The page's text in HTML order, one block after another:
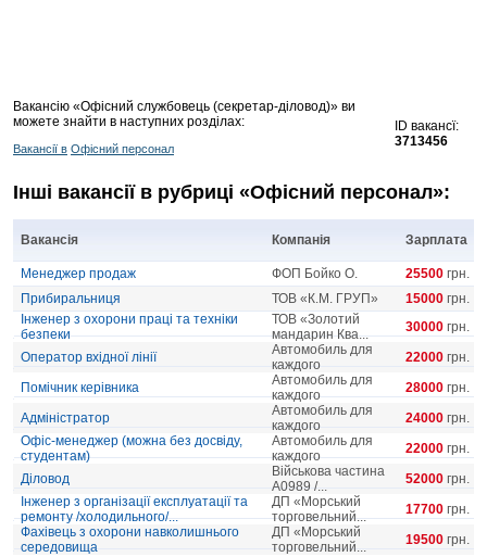
Вакансію «Офісний службовець (секретар-діловод)» ви
можете знайти в наступних розділах:
Вакансії в Офісний персонал
ID вакансї:
3713456
Інші вакансії в рубриці «Офісний персонал»:
Вакансія Компанія Зарплата
Менеджер продаж ФОП Бойко О. 25500 грн.
Прибиральниця
ТОВ «К.М. ГРУП» 15000 грн.
Інженер з охорони праці та техніки
безпеки
ТОВ «Золотий
мандарин Ква...
30000 грн.
Оператор вхідної лінії
Автомобиль для
каждого
22000 грн.
Помічник керівника
Автомобиль для
каждого
28000 грн.
Адміністратор
Автомобиль для
каждого
24000 грн.
Офіс-менеджер (можна без досвіду,
студентам)
Автомобиль для
каждого
22000 грн.
Діловод
Військова частина
А0989 /...
52000 грн.
Інженер з організації експлуатації та
ремонту /холодильного/...
ДП «Морський
торговельний...
17700 грн.
Фахівець з охорони навколишнього
середовища
ДП «Морський
торговельний...
19500 грн.